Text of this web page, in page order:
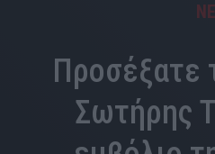
Προσέξατε
Σωτήρης